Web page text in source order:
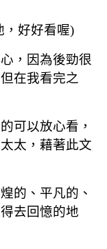
，好好看喔)
，因為後勁很
在我看完之
可以放心看，
太，藉著此文
的、平凡的 、
去回憶的地